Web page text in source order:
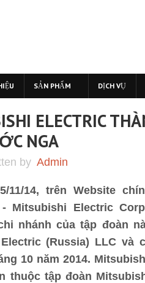
SẢN PHẨM DỊCH VỤ
ELECTRIC
NGA
by Admin
11/14, trên Website
- Mitsubishi Electric
nhánh của tập đoàn
(Russia) LLC và
10 năm 2014.
thuộc tập đoàn